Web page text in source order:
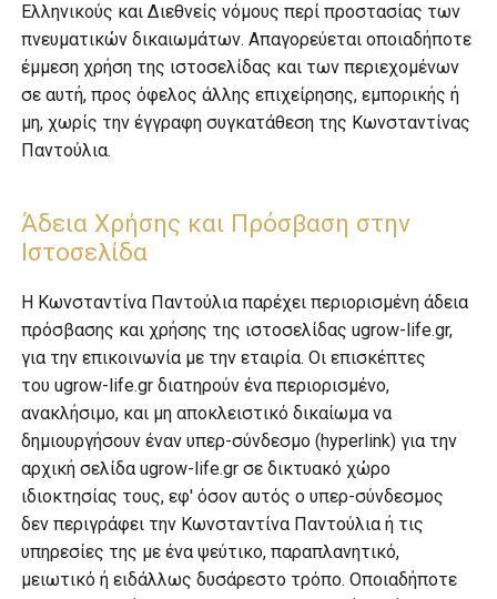
Ελληνικούς και Διεθνείς νόμους περί προστασίας των
πνευματικών δικαιωμάτων. Απαγορεύεται οποιαδήποτε
έμμεση χρήση της ιστοσελίδας και των περιεχομένων
σε αυτή, προς όφελος άλλης επιχείρησης, εμπορικής ή
μη, χωρίς την έγγραφη συγκατάθεση της Κωνσταντίνας
Παντούλια.
Άδεια Χρήσης και Πρόσβαση στην
Ιστοσελίδα
Η Κωνσταντίνα Παντούλια παρέχει περιορισμένη άδεια
πρόσβασης και χρήσης της ιστοσελίδας ugrow-life.gr,
για την επικοινωνία με την εταιρία. Οι επισκέπτες
του ugrow-life.gr διατηρούν ένα περιορισμένο,
ανακλήσιμο, και μη αποκλειστικό δικαίωμα να
δημιουργήσουν έναν υπερ-σύνδεσμο (hyperlink) για την
αρχική σελίδα ugrow-life.gr σε δικτυακό χώρο
ιδιοκτησίας τους, εφ' όσον αυτός ο υπερ-σύνδεσμος
δεν περιγράφει την Κωνσταντίνα Παντούλια ή τις
υπηρεσίες της με ένα ψεύτικο, παραπλανητικό,
μειωτικό ή ειδάλλως δυσάρεστο τρόπο. Οποιαδήποτε